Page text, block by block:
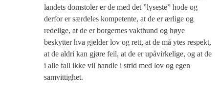
landets domstoler er de med det ”lyseste” hode og
derfor er særdeles kompetente, at de er ærlige og
redelige, at de er borgernes vakthund og høye
beskytter hva gjelder lov og rett, at de må ytes respekt,
at de aldri kan gjøre feil, at de er upåvirkelige, og at de
i alle fall ikke vil handle i strid med lov og egen
samvittighet.